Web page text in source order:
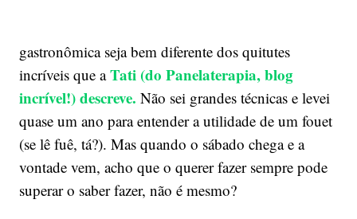
gastronômica seja bem diferente dos quitutes
incríveis que aTati (do Panelaterapia, blog
incrível!) descreve. Não sei grandes técnicas e levei
quase um ano para entender a utilidade de um fouet
(se lê fuê, tá?). Mas quando o sábado chega e a
vontade vem, acho que o querer fazer sempre pode
superar o saber fazer, não é mesmo?